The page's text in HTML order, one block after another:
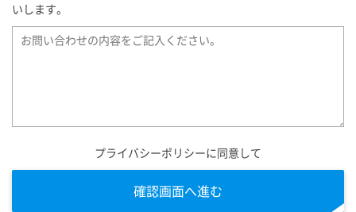
いします。
プライバシーポリシーに同意して
確認画面へ進む